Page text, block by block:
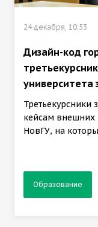
24 декабря, 10:53
Дизайн-код
университета
Третьекурсники
кейсам внешних
НовГУ, на
Образование